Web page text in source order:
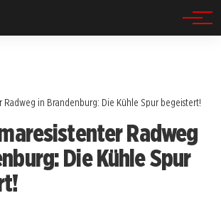
Radweg in Brandenburg: Die Kühle Spur begeistert!
Radweg
Die Kühle Spur